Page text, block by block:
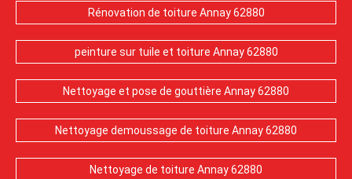
Rénovation de toiture Annay 62880
peinture sur tuile et toiture Annay 62880
Nettoyage et pose de gouttière Annay 62880
Nettoyage demoussage de toiture Annay 62880
Nettoyage de toiture Annay 62880